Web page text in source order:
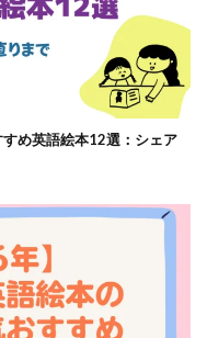
め英語絵本12選：シェア